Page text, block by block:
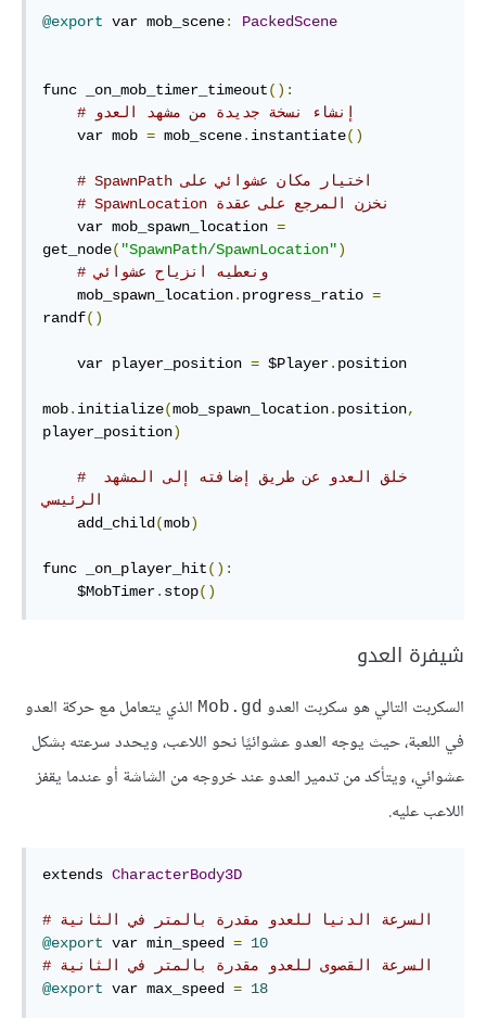
@export var mob_scene: PackedScene
func _on_mob_timer_timeout():
# إنشاء نسخة جديدة من مشهد العدو
    var mob
= mob_scene. instantiate()
# اختيار مكان عشوائي على‫ SpawnPath
# ‫نخزن المرجع على عقدة SpawnLocation
    var mob_spawn_location
=
get_node( "SpawnPath/SpawnLocation")
# ونعطيه انزياح عشوائي
    mob_spawn_location
. progress_ratio =
randf()
    var player_position
= $Player. position
mob. initialize(mob_spawn_location. position,
player_position)
# خلق العدو عن طريق إضافته إلى المشهد
الرئيسي
    add_child
(mob)
func _on_player_hit():
    $MobTimer
. stop()
شيفرة العدو
السكربت التالي هو سكربت العدو Mob.gd الذي يتعامل مع حركة العدو
في اللعبة، حيث يوجه العدو عشوائيًا نحو اللاعب، ويحدد سرعته بشكل
عشوائي، ويتأكد من تدمير العدو عند خروجه من الشاشة أو عندما يقفز
اللاعب عليه.
extends CharacterBody3D
# السرعة الدنيا للعدو مقدرة بالمتر في الثانية
@export var min_speed = 10
# السرعة القصوى للعدو مقدرة بالمتر في الثانية
@export var max_speed = 18